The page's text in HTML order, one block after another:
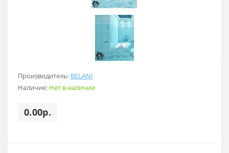
Производитель: BELANI
Наличие: Нет в наличии
0.00р.